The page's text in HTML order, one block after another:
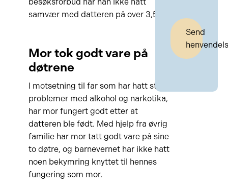
samvær med datteren på over 3,5 år.
Mor tok godt vare på
døtrene
I motsetning til far som har hatt store
problemer med alkohol og narkotika,
har mor fungert godt etter at
datteren ble født. Med hjelp fra øvrig
familie har mor tatt godt vare på sine
to døtre, og barnevernet har ikke hatt
noen bekymring knyttet til hennes
fungering som mor.
Send